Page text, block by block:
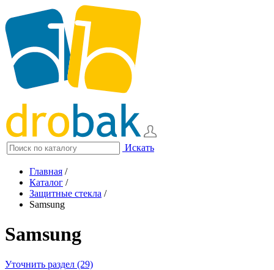
Искать
Главная /
Каталог /
Защитные стекла /
Samsung
Samsung
Уточнить раздел (29)